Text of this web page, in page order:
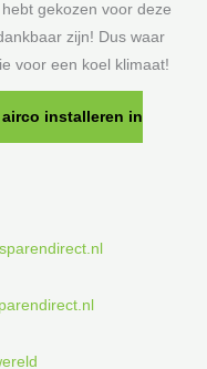
gekozen voor deze
zijn! Dus waar
voor een koel klimaat!
installeren in